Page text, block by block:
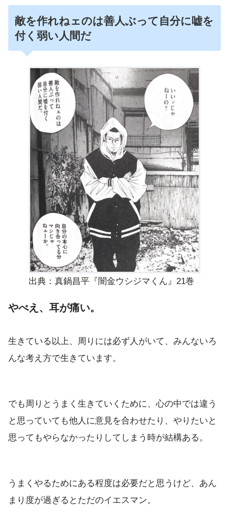
敵を作れねェのは善人ぶって自分に嘘を
付く弱い人間だ
出典：真鍋昌平『闇金ウシジマくん』21巻
やべえ、耳が痛い。
生きている以上、周りには必ず人がいて、みんないろ
んな考え方で生きています。
でも周りとうまく生きていくために、心の中では違う
と思っていても他人に意見を合わせたり、やりたいと
思ってもやらなかったりしてしまう時が結構ある。
うまくやるためにある程度は必要だと思うけど、あん
まり度が過ぎるとただのイエスマン。